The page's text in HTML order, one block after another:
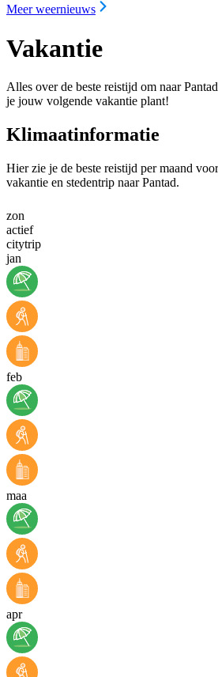
Meer weernieuws
Vakantie
Alles over de beste reistijd om naar
je jouw volgende vakantie plant!
Klimaatinformatie
Hier zie je de beste reistijd per maand
vakantie en stedentrip naar Pantad.
zon
actief
citytrip
jan
feb
maa
apr